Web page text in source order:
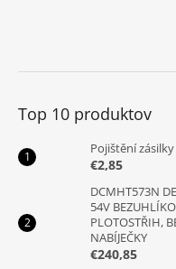
Top 10 produktov
Pojištění zásilky
€2,85
DCMHT573N
54V
PLOTOSTŘIH,
NABÍJEČKY
€240,85